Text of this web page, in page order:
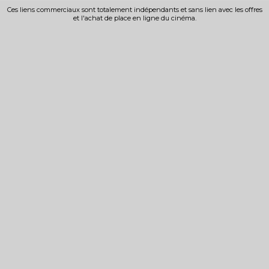
Ces liens commerciaux sont totalement indépendants et sans lien avec les offres
et l'achat de place en ligne du cinéma.